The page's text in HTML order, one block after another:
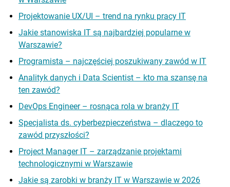
Projektowanie UX/UI – trend na rynku pracy IT
Jakie stanowiska IT są najbardziej popularne w
Warszawie?
Programista – najczęściej poszukiwany zawód w IT
Analityk danych i Data Scientist – kto ma szansę na
ten zawód?
DevOps Engineer – rosnąca rola w branży IT
Specjalista ds. cyberbezpieczeństwa – dlaczego to
zawód przyszłości?
Project Manager IT – zarządzanie projektami
technologicznymi w Warszawie
Jakie są zarobki w branży IT w Warszawie w 2026